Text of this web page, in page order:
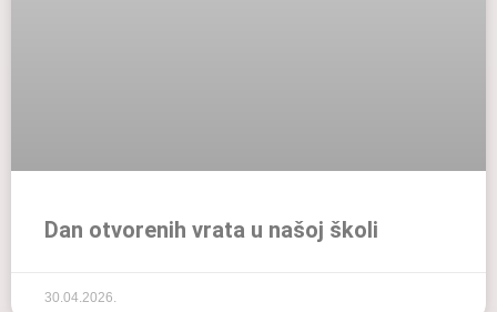
Dan otvorenih vrata u našoj školi
30.04.2026.